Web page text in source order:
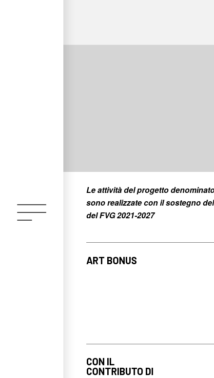
Le attività del progetto
sono realizzate con il sostegno
del FVG 2021-2027
ART BONUS
CON IL
CONTRIBUTO DI